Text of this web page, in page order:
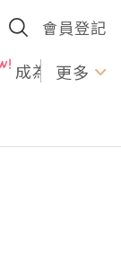
會員登記
成為U更多